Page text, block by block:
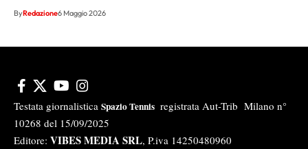
ByRedazione6 Maggio 2026
Testata giornalistica Spazio Tennis registrata Aut-Trib Milano n°
10268 del 15/09/2025
Editore: VIBES MEDIA SRL, P.iva 14250480960